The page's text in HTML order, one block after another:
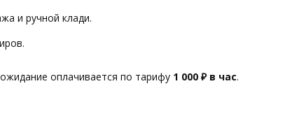
и ручной клади.
оплачивается по тарифу 1 000 ₽ в час.